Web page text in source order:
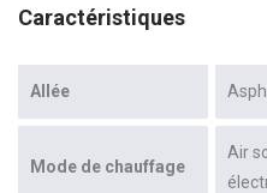
Caractéristiques
Allée
Mode de chauffage
Air